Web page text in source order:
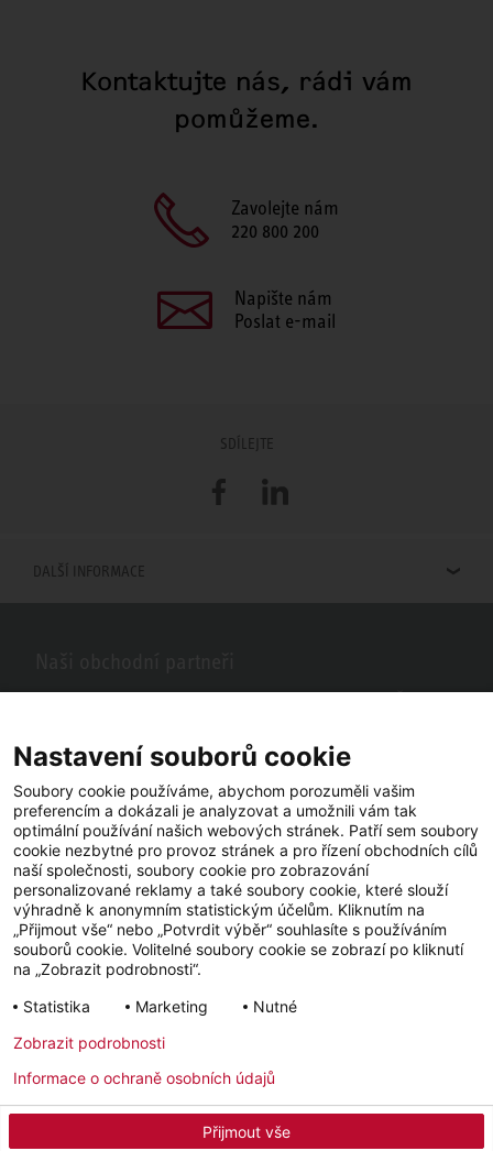
Kontaktujte nás, rádi vám
pomůžeme.
Zavolejte nám
220 800 200
Napište nám
Poslat e-mail
SDÍLEJTE
FacebookLinkedIn
DALŠÍ INFORMACE
se vám naši partneři ve vašem okolí.
Impressum Ochrana osobních údajů Newsletter
YouTube Facebook LinkedIn
Instagram
Nastavení souborů cookie
Soubory cookie používáme, abychom porozuměli vašim
preferencím a dokázali je analyzovat a umožnili vám tak
optimální používání našich webových stránek. Patří sem soubory
cookie nezbytné pro provoz stránek a pro řízení obchodních cílů
naší společnosti, soubory cookie pro zobrazování
personalizované reklamy a také soubory cookie, které slouží
výhradně k anonymním statistickým účelům. Kliknutím na
„Přijmout vše“ nebo „Potvrdit výběr“ souhlasíte s používáním
souborů cookie. Volitelné soubory cookie se zobrazí po kliknutí
na „Zobrazit podrobnosti“.
Statistika
Marketing Nutné
Přijmout vše
Zobrazit podrobnosti
Informace o ochraně osobních údajů